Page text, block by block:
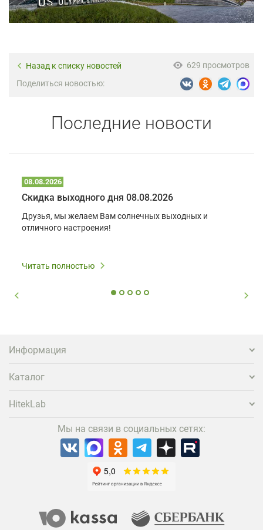
Назад к списку новостей
629 просмотров
Поделиться новостью:
Последние новости
08.08.2026
Скидка выходного дня 08.08.2026
Друзья, мы желаем Вам солнечных выходных и
отличного настроения!
Читать полностью
Информация
Каталог
HitekLab
Мы на связи в социальных сетях: